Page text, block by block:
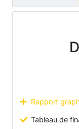
Rapport
Tableau de